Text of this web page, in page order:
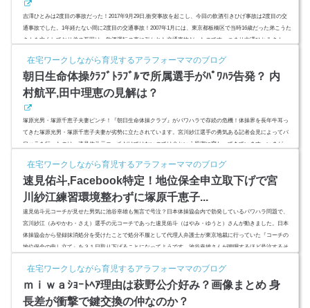
吉澤ひとみは2度目の事故だった！2017年9月29日,衝突事故を起こし、今回の飲酒引きひげ事故は2度目の交
通事故でした。1年経たない間に2度目の交通事故！2007年1月には、東京都板橋区で当時16歳だった弟こうた
さんを亡くしており弟の死因は、飲酒運転の車に引かれた交通事故だったのです。つまり吉澤ひとみさん
げ容疑も加わっており罪は重大です。元モーニング娘。の中でも中澤裕子さんに次ぐ姉貴的キャラで人気だ
った吉澤ひとみさん...
在宅ワークしながら育児するアラフォーママのブログ
朝日生命体操ｸﾗﾌﾞﾄﾗﾌﾞﾙで所属選手がﾊﾟﾜﾊﾗ告発？ 内
村航平,田中理恵の見解は？
塚原光男・塚原千恵子夫妻ピンチ！『朝日生命体操クラブ』がパワハラで存続の危機！体操界を長年牛耳っ
てきた塚原光男・塚原千恵子夫妻が劣勢に立たされています。宮川紗江選手の勇気ある記者会見によってパ
ワハラを行ったのは、速見佑斗元コーチだけではないのでは？という風潮に変わってきています。いまが
など行っていない塚原夫婦。『全部ウソ』から一転『平謝り』に転じた舞台裏とは？朝日生命体操クラブ元
所属選手たちが塚原...
在宅ワークしながら育児するアラフォーママのブログ
速見佑斗,Facebook特定！地位保全申立取下げで宮
川紗江練習環境整わずに塚原千恵子...
速見佑斗元コーチが見せた男気に池谷幸雄も無言で号泣？日本体操協会内で勃発しているパワハラ問題で、
宮川紗江（みやかわ・さえ）選手の元コーチであった速見佑斗（はやみ・ゆうと）さんが動きました。日本
体操協会から登録抹消処分を受けたことで処分不服として代理人弁護士が東京地裁に行っていた『コーチの
地位保全の申し立て』を３１日取り下げることになってようです。池谷幸雄さんが嗚咽するほど号泣するそ
w.adsbygoo...
在宅ワークしながら育児するアラフォーママのブログ
ｍｉｗａｼｮｰﾄﾍｱ理由は萩野公介好み？画像まとめ 身
長差が衝撃で鍵交換の仲なのか？